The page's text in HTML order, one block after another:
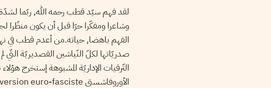
وشاعرا ومفكّرا حرّا قبل أن يكون منظّرا
الفهم باهضا, حياته.من أعدم قطب في
صدريّاتها لكلّ النّياشين القصديريّة
التّرقيات الإداريّة المشبوهة إستخرج